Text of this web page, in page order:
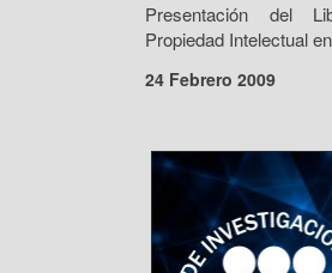
Presentación del
Propiedad Intelectual
24 Febrero 2009